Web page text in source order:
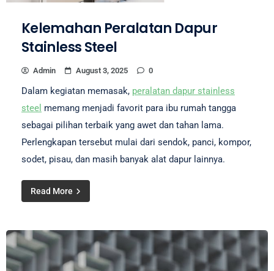
Kelemahan Peralatan Dapur
Stainless Steel
Admin August 3, 2025 0
Dalam kegiatan memasak, peralatan dapur stainless
steel memang menjadi favorit para ibu rumah tangga
sebagai pilihan terbaik yang awet dan tahan lama.
Perlengkapan tersebut mulai dari sendok, panci, kompor,
sodet, pisau, dan masih banyak alat dapur lainnya.
Read More